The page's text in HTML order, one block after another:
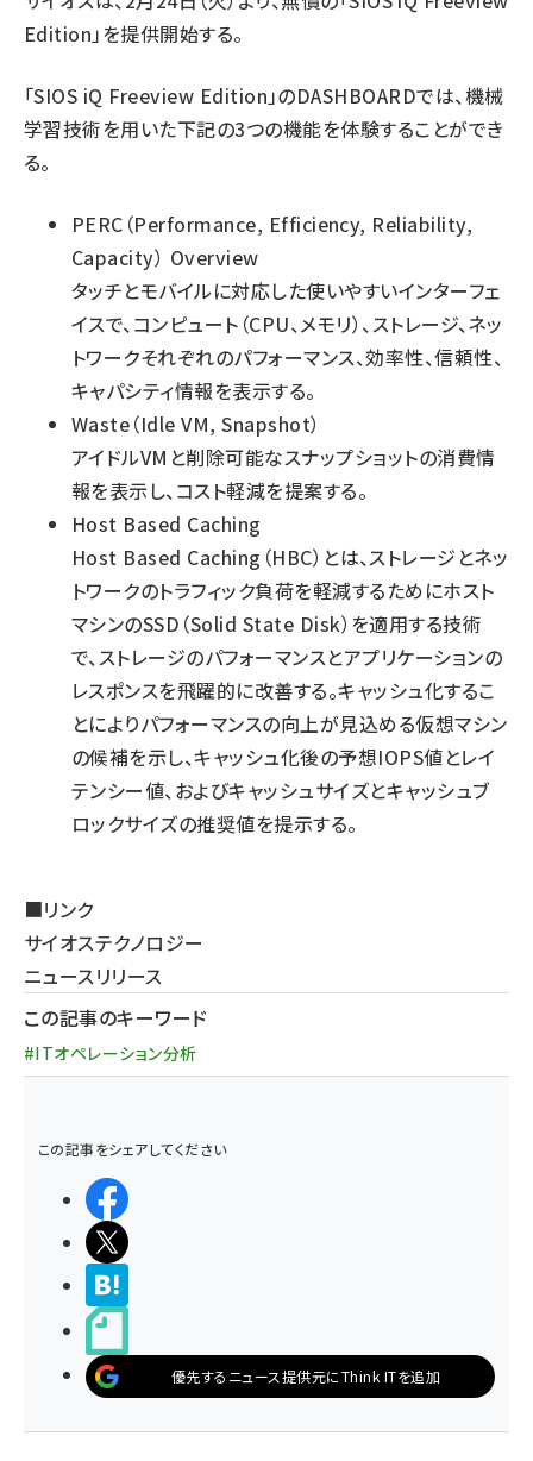
Edition」を提供開始する。
「SIOS iQ Freeview Edition」のDASHBOARDでは、機械
学習技術を用いた下記の3つの機能を体験することができ
る。
PERC（Performance, Efficiency, Reliability,
Capacity） Overview
タッチとモバイルに対応した使いやすいインターフェ
イスで、コンピュート（CPU、メモリ）、ストレージ、ネッ
トワークそれぞれのパフォーマンス、効率性、信頼性、
キャパシティ情報を表示する。
Waste（Idle VM, Snapshot）
アイドルVMと削除可能なスナップショットの消費情
報を表示し、コスト軽減を提案する。
Host Based Caching
Host Based Caching（HBC）とは、ストレージとネッ
トワークのトラフィック負荷を軽減するためにホスト
マシンのSSD（Solid State Disk）を適用する技術
で、ストレージのパフォーマンスとアプリケーションの
レスポンスを飛躍的に改善する。キャッシュ化するこ
とによりパフォーマンスの向上が見込める仮想マシン
の候補を示し、キャッシュ化後の予想IOPS値とレイ
テンシー値、およびキャッシュサイズとキャッシュブ
ロックサイズの推奨値を提示する。
■リンク
サイオステクノロジー
ニュースリリース
この記事のキーワード
#ITオペレーション分析
この記事をシェアしてください
優先するニュース提供元にThink ITを追加